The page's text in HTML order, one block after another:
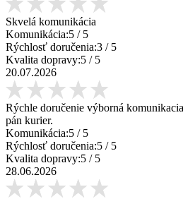
Skvelá komunikácia
Komunikácia:5 / 5
Rýchlosť doručenia:3 / 5
Kvalita dopravy:5 / 5
20.07.2026
Rýchle doručenie výborná
pán kurier.
Komunikácia:5 / 5
Rýchlosť doručenia:5 / 5
Kvalita dopravy:5 / 5
28.06.2026